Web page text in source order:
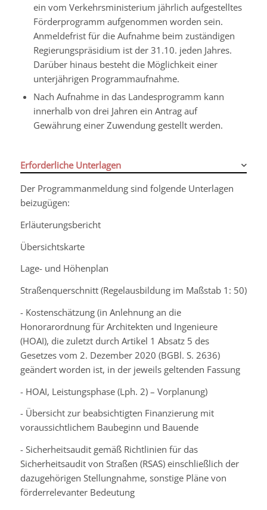
ein vom Verkehrsministerium jährlich aufgestelltes
Förderprogramm aufgenommen worden sein.
Anmeldefrist für die Aufnahme beim zuständigen
Regierungspräsidium ist der 31.10. jeden Jahres.
Darüber hinaus besteht die Möglichkeit einer
unterjährigen Programmaufnahme.
Nach Aufnahme in das Landesprogramm kann
innerhalb von drei Jahren ein Antrag auf
Gewährung einer Zuwendung gestellt werden.
Erforderliche Unterlagen
Der Programmanmeldung sind folgende Unterlagen
beizugügen:
Erläuterungsbericht
Übersichtskarte
Lage- und Höhenplan
Straßenquerschnitt (Regelausbildung im Maßstab 1: 50)
- Kostenschätzung (in Anlehnung an die
Honorarordnung für Architekten und Ingenieure
(HOAI), die zuletzt durch Artikel 1 Absatz 5 des
Gesetzes vom 2. Dezember 2020 (BGBl. S. 2636)
geändert worden ist, in der jeweils geltenden Fassung
- HOAI, Leistungsphase (Lph. 2) – Vorplanung)
- Übersicht zur beabsichtigten Finanzierung mit
voraussichtlichem Baubeginn und Bauende
- Sicherheitsaudit gemäß Richtlinien für das
Sicherheitsaudit von Straßen (RSAS) einschließlich der
dazugehörigen Stellungnahme, sonstige Pläne von
förderrelevanter Bedeutung